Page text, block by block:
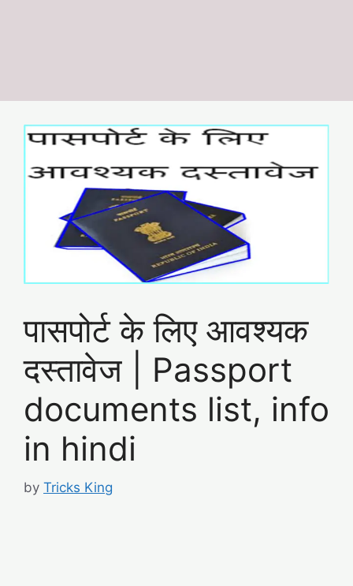
पासपोर्ट के लिए आवश्यक
दस्तावेज | Passport
documents list, info
in hindi
by Tricks King